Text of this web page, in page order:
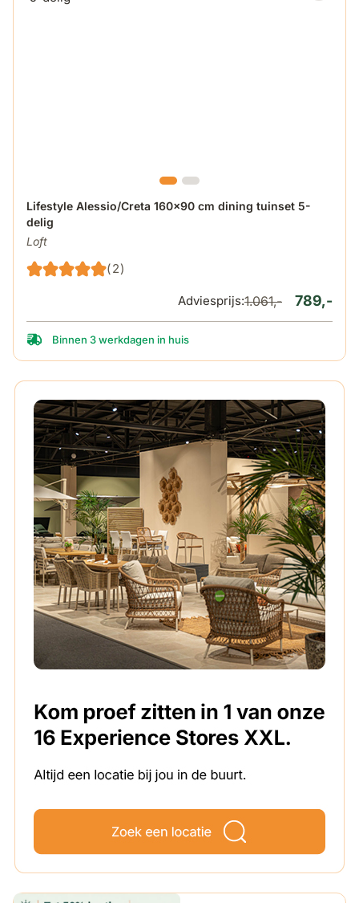
Lifestyle Alessio/Creta 160x90 cm dining tuinset 5-
delig
Loft
(2)
De prijs is afhankelijk van de gekozen opties op de
789,-
Adviesprijs:1.061,-
Binnen 3 werkdagen in huis